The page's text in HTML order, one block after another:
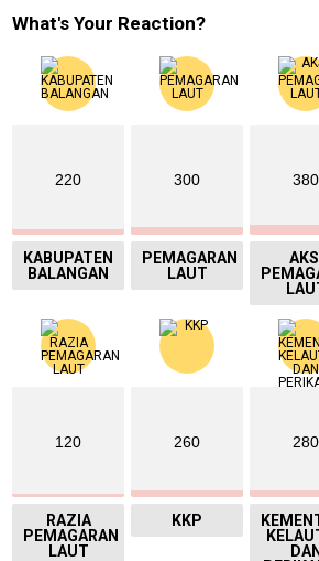
What's Your Reaction?
220
KABUPATEN
BALANGAN
300
PEMAGARAN
LAUT
380
AKSI
120
RAZIA
PEMAGARAN
LAUT
260
KKP
280
DAN